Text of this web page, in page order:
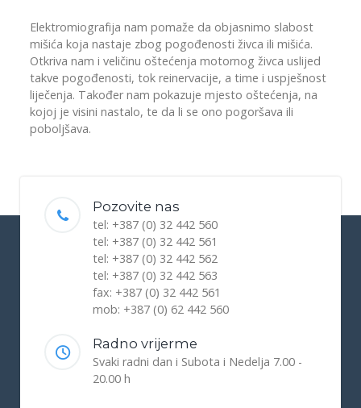
Elektromiografija nam pomaže da objasnimo slabost
mišića koja nastaje zbog pogođenosti živca ili mišića.
Otkriva nam i veličinu oštećenja motornog živca uslijed
takve pogođenosti, tok reinervacije, a time i uspješnost
liječenja. Također nam pokazuje mjesto oštećenja, na
kojoj je visini nastalo, te da li se ono pogoršava ili
poboljšava.
Pozovite nas
tel: +387 (0) 32 442 560
tel: +387 (0) 32 442 561
tel: +387 (0) 32 442 562
tel: +387 (0) 32 442 563
fax: +387 (0) 32 442 561
mob: +387 (0) 62 442 560
Radno vrijerme
Svaki radni dan i Subota i Nedelja 7.00 -
20.00 h